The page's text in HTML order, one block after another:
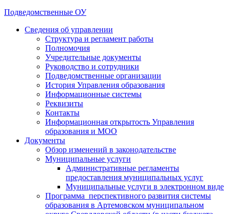
Подведомственные ОУ
Сведения об управлении
Структура и регламент работы
Полномочия
Учредительные документы
Руководство и сотрудники
Подведомственные организации
История Управления образования
Информационные системы
Реквизиты
Контакты
Информационная открытость Управления
образования и МОО
Документы
Обзор изменений в законодательстве
Муниципальные услуги
Административные регламенты
предоставления муниципальных услуг
Муниципальные услуги в электронном виде
Программа перспективного развития системы
образования в Артемовском муниципальном